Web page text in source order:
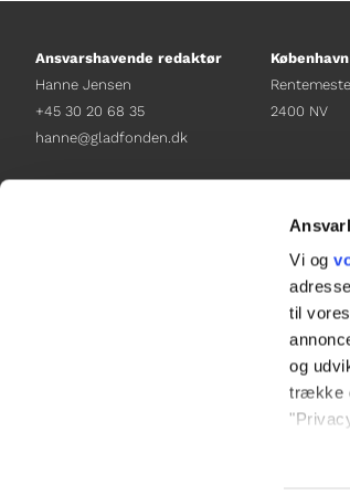
Vi og
til
og
trække
Ansvarshavende redaktør
Hanne Jensen
+45 30 20 68 35
hanne@gladfonden.dk
København
2400 NV
+45 38 12